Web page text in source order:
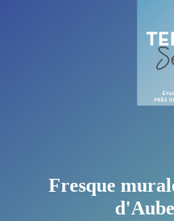
Fresque